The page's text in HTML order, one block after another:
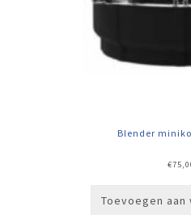
Blender
€
Toevoegen aan